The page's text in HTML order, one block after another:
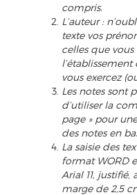
compris.
L’auteur :
texte vos
celles que vous
vous exercez
Les notes sont
d’utiliser la
page » pour
des notes en
La saisie des
format WORD
Arial 11,
marge de 2,5